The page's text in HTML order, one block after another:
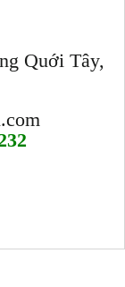
Quới Tây,